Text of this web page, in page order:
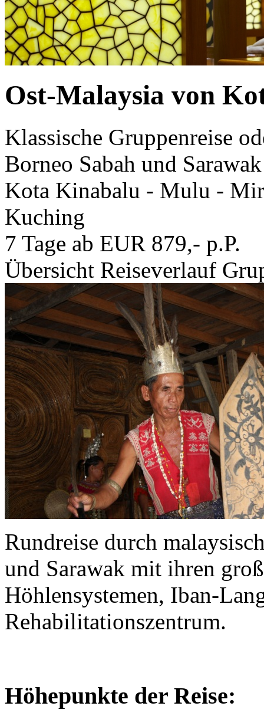
Ost-Malaysia von
Klassische Gruppenreise
Borneo Sabah und Sarawak
Kota Kinabalu - Mulu -
Kuching
7 Tage ab EUR 879,- p.P.
Übersicht Reiseverlauf
Rundreise durch
und Sarawak mit ihren
Höhlensystemen, Iban-
Rehabilitationszentrum.
Höhepunkte der Reise: